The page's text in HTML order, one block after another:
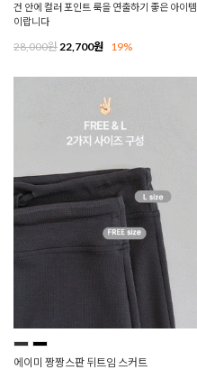
건 안에 컬러 포인트 룩을 연출하기 좋은 아이템
이랍니다
28,000원22,700원 19%
에이미 짱짱스판 뒤트임 스커트